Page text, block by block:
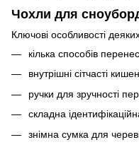
Чохли для
Ключові особливості
кілька способів
внутрішні сітчасті
ручки для зручності
складна
знімна сумка для